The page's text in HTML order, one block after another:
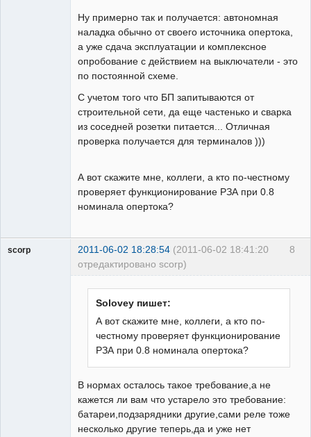
Ну примерно так и получается: автономная
наладка обычно от своего источника опертока,
а уже сдача эксплуатации и комплексное
опробование с действием на выключатели - это
по постоянной схеме.
С учетом того что БП запитываются от
строительной сети, да еще частенько и сварка
из соседней розетки питается... Отличная
проверка получается для терминалов )))
А вот скажите мне, коллеги, а кто по-честному
проверяет функционирование РЗА при 0.8
номинала опертока?
8
scorp 2011-06-02 18:28:54 (2011-06-02 18:41:20
отредактировано scorp)
Solovey пишет:
А вот скажите мне, коллеги, а кто по-
честному проверяет функционирование
РЗА при 0.8 номинала опертока?
В нормах осталось такое требование,а не
кажется ли вам что устарело это требование:
батареи,подзарядники другие,сами реле тоже
несколько другие теперь,да и уже нет